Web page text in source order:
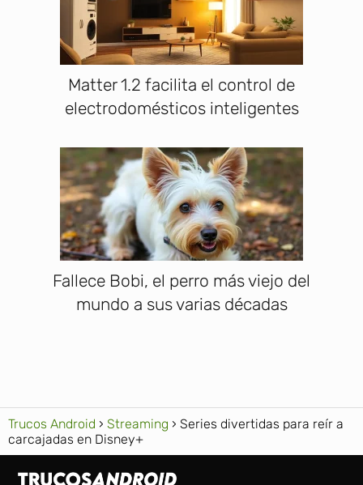
Matter 1.2 facilita el control de
electrodomésticos inteligentes
Fallece Bobi, el perro más viejo del
mundo a sus varias décadas
Trucos Android Streaming
Series divertidas para reír a
carcajadas en Disney+